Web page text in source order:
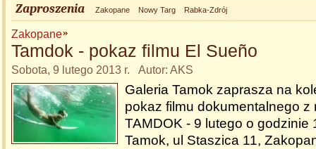
Zaproszenia Zakopane Nowy Targ Rabka-Zdrój
Zakopane
Tamdok - pokaz filmu El Sueño
Sobota, 9 lutego 2013 r. Autor: AKS
Galeria Tamok zaprasza na
pokaz filmu dokumentalnego z
TAMDOK - 9 lutego o godzinie
Tamok, ul Staszica 11,